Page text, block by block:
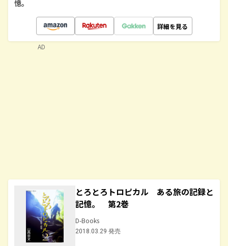
憶。
詳細を見る
とろとろトロピカル ある旅の記録と
記憶。 第2巻
D-Books
2018.03.29 発売
AD